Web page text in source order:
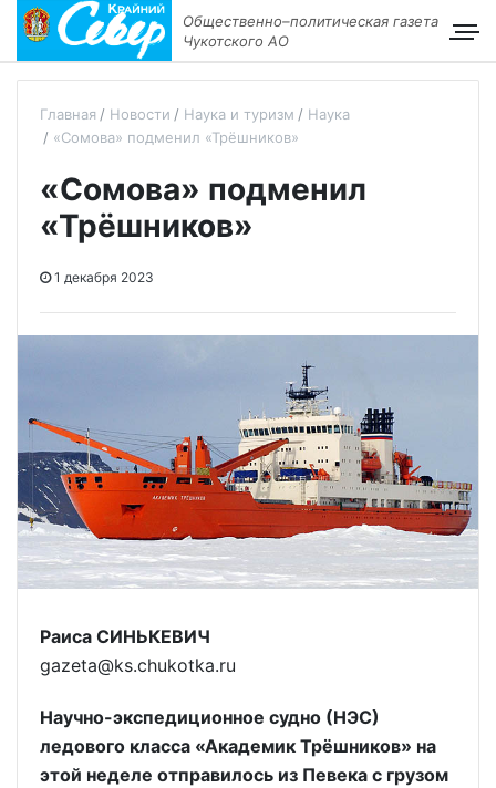
Общественно–политическая газета
Чукотского АО
Главная Новости Наука и туризм
Наука
«Сомова» подменил «Трёшников»
«Сомова» подменил
«Трёшников»
1 декабря 2023
Раиса СИНЬКЕВИЧ
gazeta@ks.chukotka.ru
Научно-экспедиционное судно (НЭС)
ледового класса «Академик Трёшников» на
этой неделе отправилось из Певека с грузом